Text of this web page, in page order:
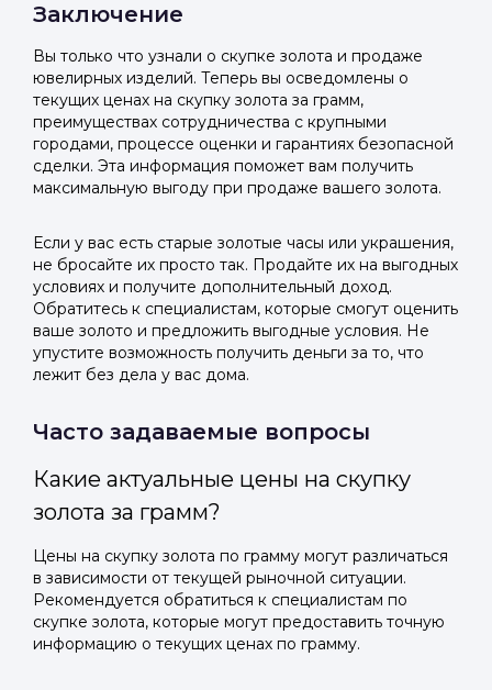
Заключение
Вы только что узнали о скупке золота и продаже
ювелирных изделий. Теперь вы осведомлены о
текущих ценах на скупку золота за грамм,
преимуществах сотрудничества с крупными
городами, процессе оценки и гарантиях безопасной
сделки. Эта информация поможет вам получить
максимальную выгоду при продаже вашего золота.
Если у вас есть старые золотые часы или украшения,
не бросайте их просто так. Продайте их на выгодных
условиях и получите дополнительный доход.
Обратитесь к специалистам, которые смогут оценить
ваше золото и предложить выгодные условия. Не
упустите возможность получить деньги за то, что
лежит без дела у вас дома.
Часто задаваемые вопросы
Какие актуальные цены на скупку
золота за грамм?
Цены на скупку золота по грамму могут различаться
в зависимости от текущей рыночной ситуации.
Рекомендуется обратиться к специалистам по
скупке золота, которые могут предоставить точную
информацию о текущих ценах по грамму.